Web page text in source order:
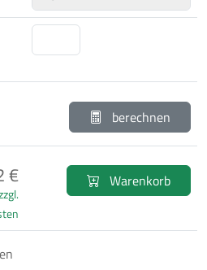
berechnen
€ Warenkorb